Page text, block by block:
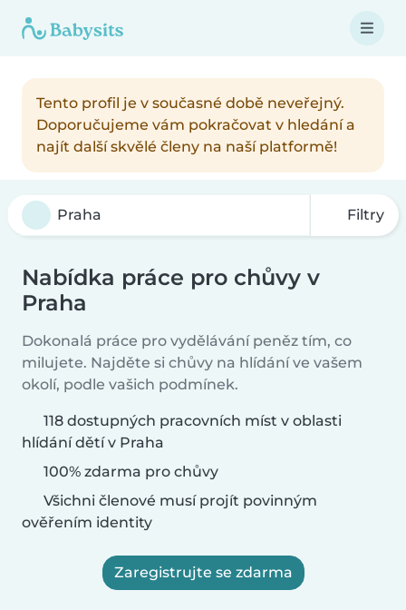
Tento profil je v současné době neveřejný.
Doporučujeme vám pokračovat v hledání a
najít další skvělé členy na naší platformě!
Filtry
Nabídka práce pro chůvy v
Praha
Dokonalá práce pro vydělávání peněz tím, co
milujete. Najděte si chůvy na hlídání ve vašem
okolí, podle vašich podmínek.
118 dostupných pracovních míst v oblasti
hlídání dětí v Praha
100% zdarma pro chůvy
Všichni členové musí projít povinným
ověřením identity
Zaregistrujte se zdarma